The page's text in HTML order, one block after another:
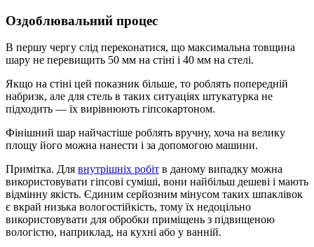
Оздоблювальний процес
В першу чергу слід переконатися, що максимальна товщина
шару не перевищить 50 мм на стіні і 40 мм на стелі.
Якщо на стіні цей показник більше, то роблять попередній
набризк, але для стель в таких ситуаціях штукатурка не
підходить — їх вирівнюють гіпсокартоном.
Фінішний шар найчастіше роблять вручну, хоча на велику
площу його можна нанести і за допомогою машини.
Примітка. Для внутрішніх робіт в даному випадку можна
використовувати гіпсові суміші, вони найбільш дешеві і мають
відмінну якість. Єдиним серйозним мінусом таких шпаклівок
є вкрай низька вологостійкість, тому їх недоцільно
використовувати для обробки приміщень з підвищеною
вологістю, наприклад, на кухні або у ванній.